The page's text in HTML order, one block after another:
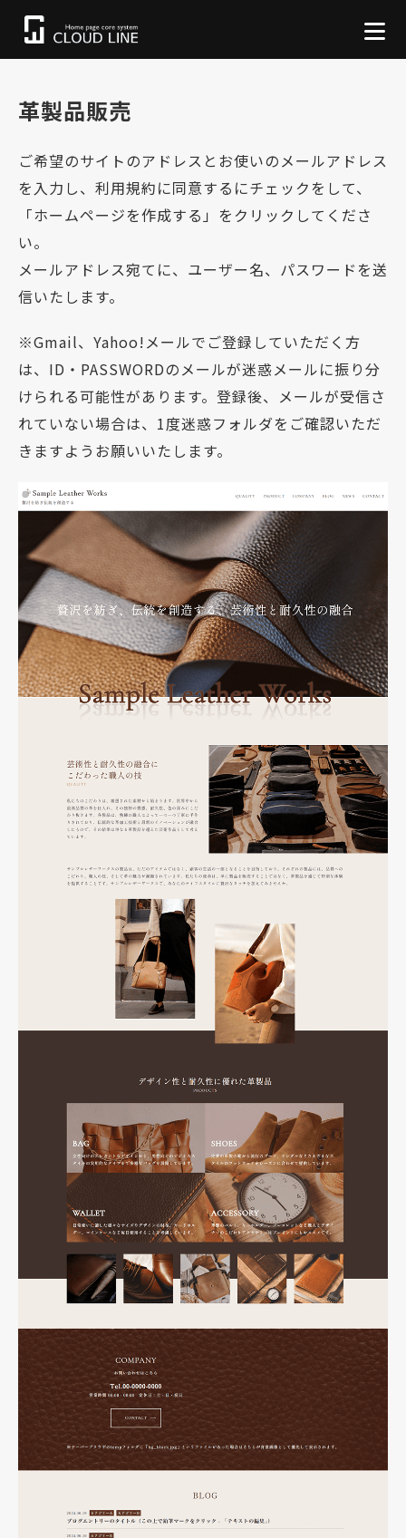
革製品販売
ご希望のサイトのアドレスとお使いのメールアドレス
を入力し、利用規約に同意するにチェックをして、
「ホームページを作成する」をクリックしてくださ
い。
メールアドレス宛てに、ユーザー名、パスワードを送
信いたします。
※Gmail、Yahoo!メールでご登録していただく方
は、ID・PASSWORDのメールが迷惑メールに振り分
けられる可能性があります。登録後、メールが受信さ
れていない場合は、1度迷惑フォルダをご確認いただ
きますようお願いいたします。